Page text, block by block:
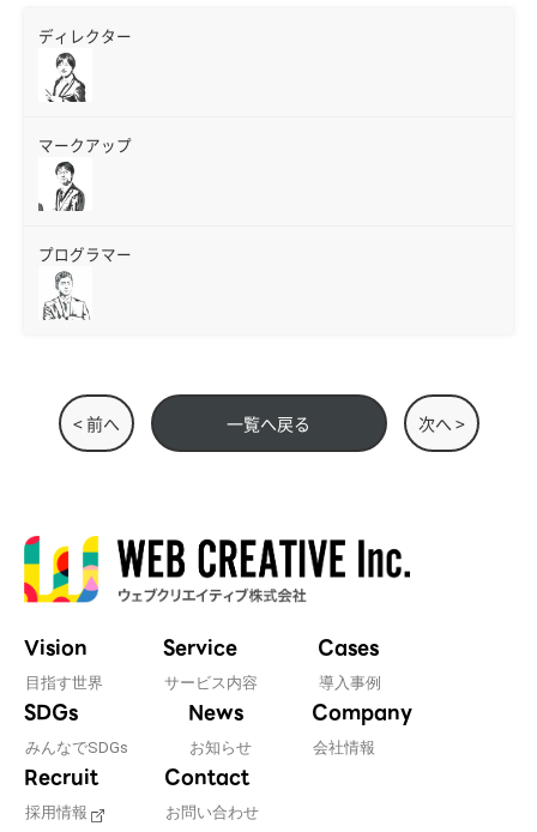
ディレクター
マークアップ
プログラマー
< 前へ 一覧へ戻る 次へ >
Vision
目指す世界
Service
サービス内容
Cases
導入事例
SDGs
みんなでSDGs
News
お知らせ
Company
会社情報
Recruit
採用情報
Contact
お問い合わせ